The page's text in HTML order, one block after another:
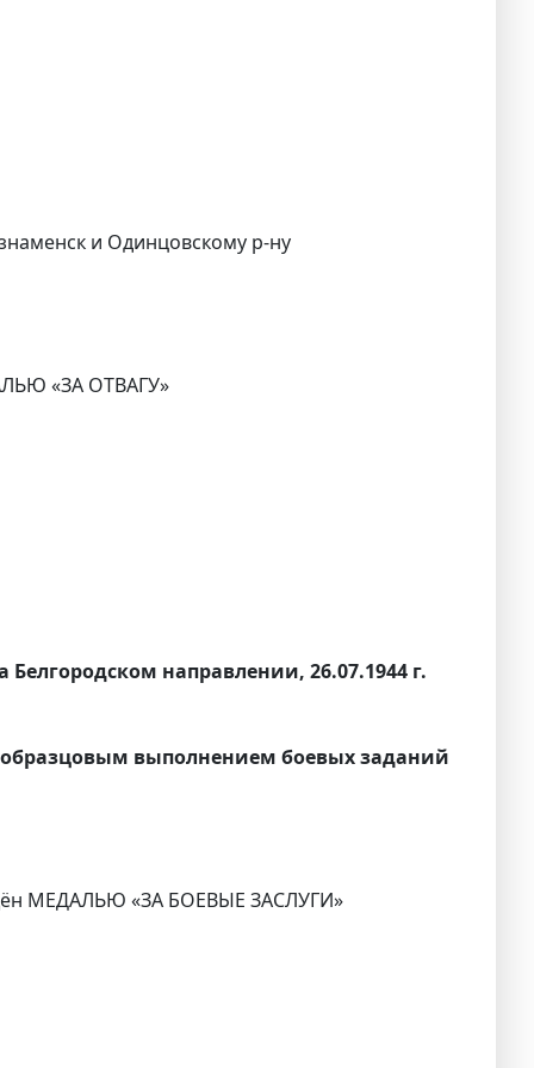
и Одинцовскому р-ну
«ЗА ОТВАГУ»
направлении, 26.07.1944 г.
образцовым выполнением боевых заданий
МЕДАЛЬЮ «ЗА БОЕВЫЕ ЗАСЛУГИ»